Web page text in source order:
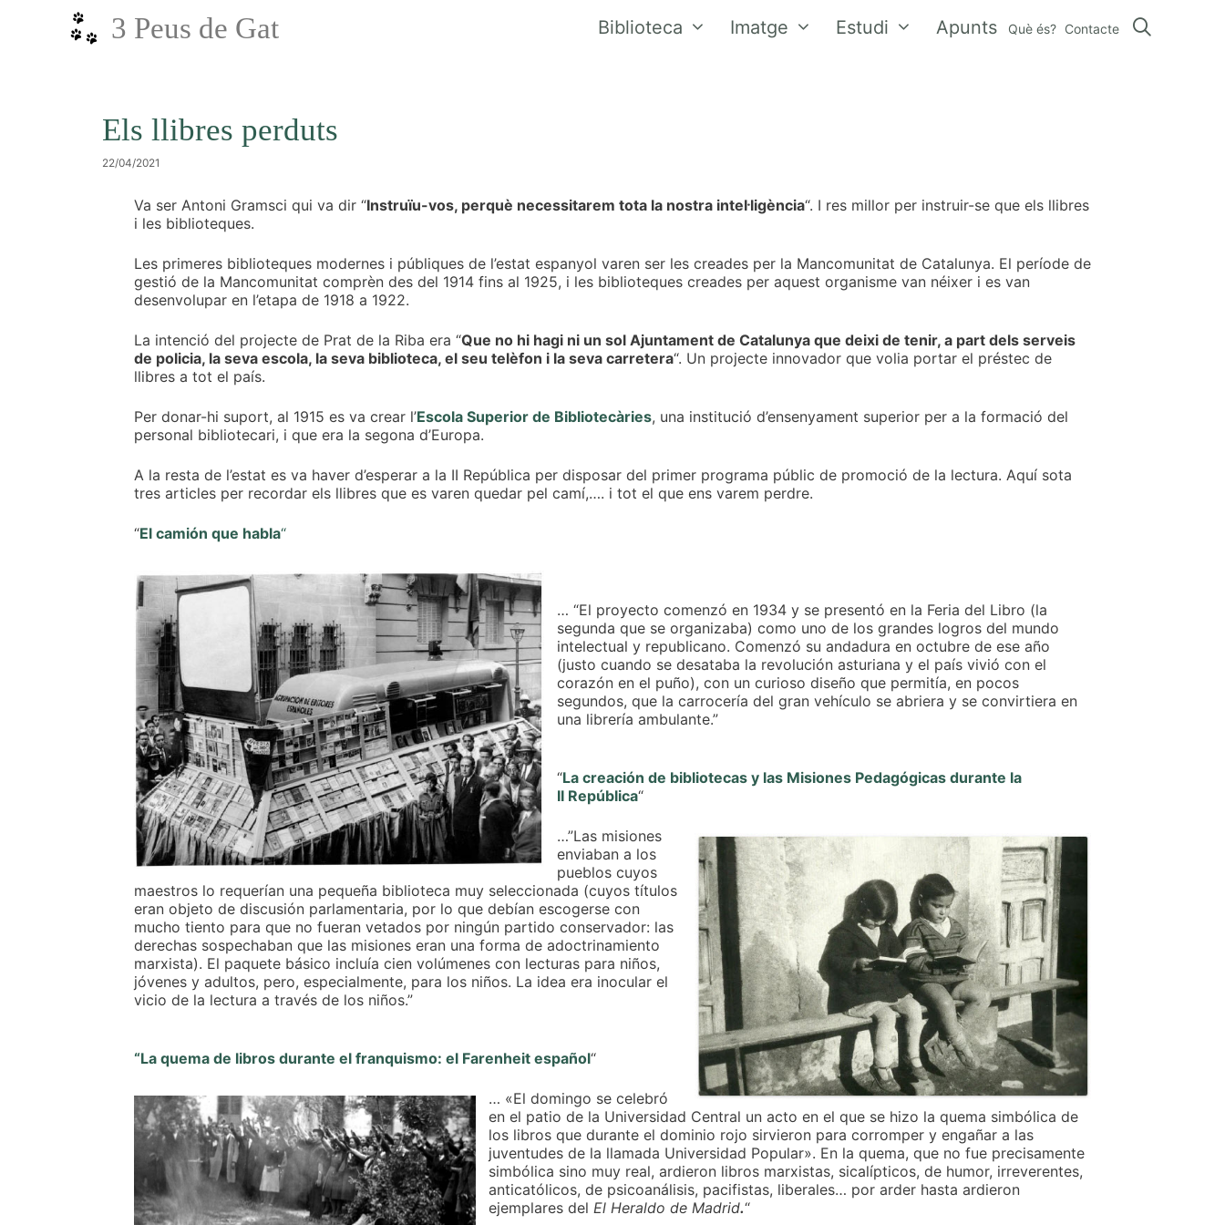
3 Peus de Gat Biblioteca Imatge Estudi Apunts Què és? Contacte
Els llibres perduts
22/04/2021
Va ser Antoni Gramsci qui va dir “Instruïu-vos, perquè necessitarem tota la nostra intel·ligència“. I res millor per instruir-se que els llibres
i les biblioteques.
Les primeres biblioteques modernes i públiques de l’estat espanyol varen ser les creades per la Mancomunitat de Catalunya. El període de
gestió de la Mancomunitat comprèn des del 1914 fins al 1925, i les biblioteques creades per aquest organisme van néixer i es van
desenvolupar en l’etapa de 1918 a 1922.
La intenció del projecte de Prat de la Riba era “Que no hi hagi ni un sol Ajuntament de Catalunya que deixi de tenir, a part dels serveis
de policia, la seva escola, la seva biblioteca, el seu telèfon i la seva carretera“. Un projecte innovador que volia portar el préstec de
llibres a tot el país.
Per donar-hi suport, al 1915 es va crear l’Escola Superior de Bibliotecàries, una institució d’ensenyament superior per a la formació del
personal bibliotecari, i que era la segona d’Europa.
A la resta de l’estat es va haver d’esperar a la II República per disposar del primer programa públic de promoció de la lectura. Aquí sota
tres articles per recordar els llibres que es varen quedar pel camí,…. i tot el que ens varem perdre.
“El camión que habla“
… “El proyecto comenzó en 1934 y se presentó en la Feria del Libro (la
segunda que se organizaba) como uno de los grandes logros del mundo
intelectual y republicano. Comenzó su andadura en octubre de ese año
(justo cuando se desataba la revolución asturiana y el país vivió con el
corazón en el puño), con un curioso diseño que permitía, en pocos
segundos, que la carrocería del gran vehículo se abriera y se convirtiera en
una librería ambulante.”
“La creación de bibliotecas y las Misiones Pedagógicas durante la
II República“
…”Las misiones
enviaban a los
pueblos cuyos
maestros lo requerían una pequeña biblioteca muy seleccionada (cuyos títulos
eran objeto de discusión parlamentaria, por lo que debían escogerse con
mucho tiento para que no fueran vetados por ningún partido conservador: las
derechas sospechaban que las misiones eran una forma de adoctrinamiento
marxista). El paquete básico incluía cien volúmenes con lecturas para niños,
jóvenes y adultos, pero, especialmente, para los niños. La idea era inocular el
vicio de la lectura a través de los niños.”
“La quema de libros durante el franquismo: el Farenheit español“
… «El domingo se celebró
en el patio de la Universidad Central un acto en el que se hizo la quema simbólica de
los libros que durante el dominio rojo sirvieron para corromper y engañar a las
juventudes de la llamada Universidad Popular». En la quema, que no fue precisamente
simbólica sino muy real, ardieron libros marxistas, sicalípticos, de humor, irreverentes,
anticatólicos, de psicoanálisis, pacifistas, liberales… por arder hasta ardieron
ejemplares del El Heraldo de Madrid.“